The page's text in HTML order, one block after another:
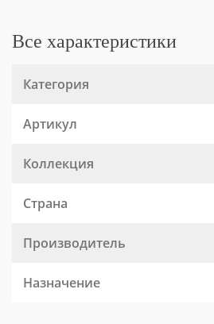
Все характеристики
Категория
Артикул
Коллекция
Страна
Производитель
Назначение